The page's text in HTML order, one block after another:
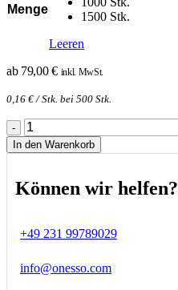
Menge
1500 Stk.
Leeren
ab 79,00€ inkl. MwSt.
0,16 €/ Stk. bei 500 Stk.
-
In den Warenkorb
Können wir helfen?
+49 231 99789029
info@onesso.com